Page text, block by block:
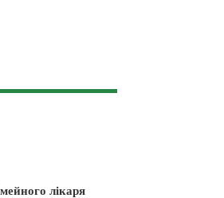
лікаря